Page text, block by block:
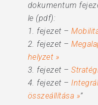
dokumentum
le (pdf):
1. fejezet –
2. fejezet –
helyzet »
3. fejezet –
4. fejezet –
összeállítása »”